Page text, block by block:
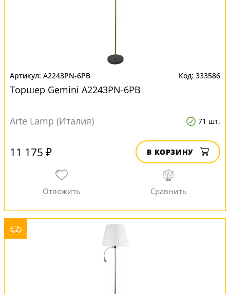
A2243PN-6PB 333586
Торшер Gemini A2243PN-6PB
Arte Lamp (Италия) 71 шт.
11 175 ₽ В КОРЗИНУ